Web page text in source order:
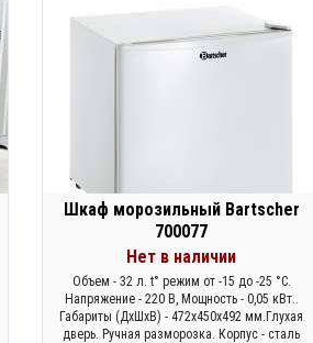
Шкаф морозильный Bartscher
700077
Нет в наличии
Объем - 32 л. t° режим от -15 до -25 °C.
Напряжение - 220 В, Мощность - 0,05 кВт..
Габариты (ДхШхВ) - 472x450x492 мм.Глухая
дверь. Ручная разморозка. Корпус - сталь